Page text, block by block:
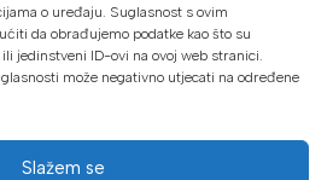
o uređaju. Suglasnost s ovim
da obrađujemo podatke kao što su
jedinstveni ID-ovi na ovoj web stranici.
može negativno utjecati na određene
Slažem se
platiti:
ili do 24 rate
internet bankarstvom